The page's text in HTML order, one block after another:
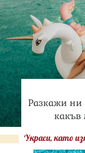
Разкажи ни
какъв
Украси, като